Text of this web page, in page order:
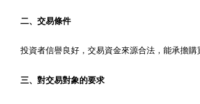
二、交易條件
投資者信譽良好，交易資金來源合法，能承擔購
三、對交易對象的要求